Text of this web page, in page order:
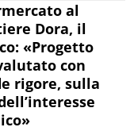
al
Dora, il
«Progetto
con
rigore, sulla